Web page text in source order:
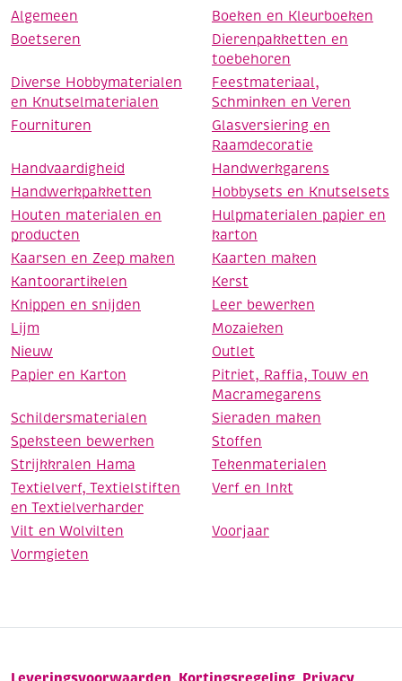
Algemeen
Boeken en Kleurboeken
Boetseren
Dierenpakketten en
toebehoren
Diverse Hobbymaterialen
en Knutselmaterialen
Feestmateriaal,
Schminken en Veren
Fournituren
Glasversiering en
Raamdecoratie
Handvaardigheid
Handwerkgarens
Handwerkpakketten
Hobbysets en Knutselsets
Houten materialen en
producten
Hulpmaterialen papier en
karton
Kaarsen en Zeep maken
Kaarten maken
Kantoorartikelen
Kerst
Knippen en snijden
Leer bewerken
Lijm
Mozaieken
Nieuw
Outlet
Papier en Karton
Pitriet, Raffia, Touw en
Macramegarens
Schildersmaterialen
Sieraden maken
Speksteen bewerken
Stoffen
Strijkkralen Hama
Tekenmaterialen
Textielverf, Textielstiften
en Textielverharder
Verf en Inkt
Vilt en Wolvilten
Voorjaar
Vormgieten